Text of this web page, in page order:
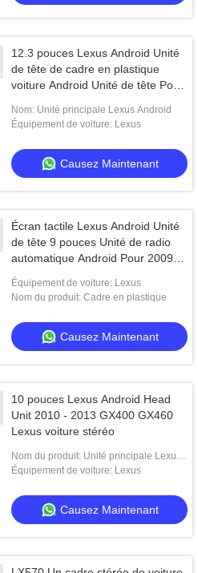
12.3 pouces Lexus Android Unité
de tête de cadre en plastique
voiture Android Unité de tête Pour
Nom: Unité principale Lexus Android
Équipement de voiture: Lexus
Causez Maintenant
Écran tactile Lexus Android Unité
de tête 9 pouces Unité de radio
automatique Android Pour 2009-
2011 Lexus LX570 C
Équipement de voiture: Lexus
Nom du produit: Cadre en plastique
Causez Maintenant
10 pouces Lexus Android Head
Unit 2010 - 2013 GX400 GX460
Lexus voiture stéréo
Nom du produit: Unité principale Lexus
Android
Équipement de voiture: Lexus
Causez Maintenant